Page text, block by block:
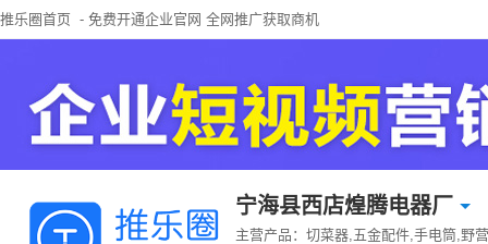
推乐圈首页 - 免费开通企业官网 全网推广获取商机
宁海县西店煌腾电器厂
主营产品：切菜器,五金配件,手电筒,野